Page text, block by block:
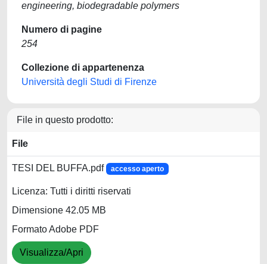
engineering, biodegradable polymers
Numero di pagine
254
Collezione di appartenenza
Università degli Studi di Firenze
File in questo prodotto:
File
TESI DEL BUFFA.pdf accesso aperto
Licenza: Tutti i diritti riservati
Dimensione 42.05 MB
Formato Adobe PDF
Visualizza/Apri